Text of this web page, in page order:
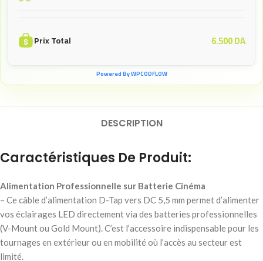
Prix Total 6.500DA
Powered By WPCODFLOW
DESCRIPTION
Caractéristiques De Produit:
Alimentation Professionnelle sur Batterie Cinéma
– Ce câble d’alimentation D-Tap vers DC 5,5 mm permet d’alimenter
vos éclairages LED directement via des batteries professionnelles
(V-Mount ou Gold Mount). C’est l’accessoire indispensable pour les
tournages en extérieur ou en mobilité où l’accès au secteur est
limité.